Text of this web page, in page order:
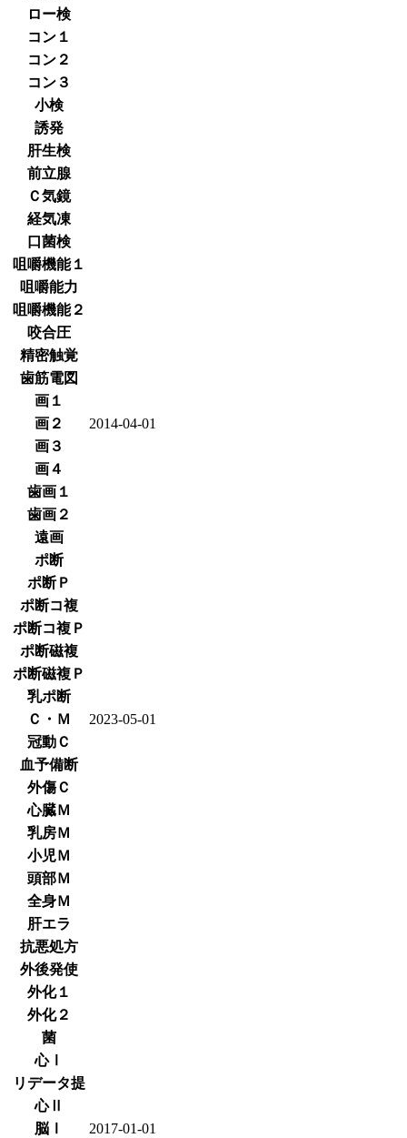
ロー検
コン１
コン２
コン３
小検
誘発
肝生検
前立腺
Ｃ気鏡
経気凍
口菌検
咀嚼機能１
咀嚼能力
咀嚼機能２
咬合圧
精密触覚
歯筋電図
画１
画２
2014-04-01
画３
画４
歯画１
歯画２
遠画
ポ断
ポ断Ｐ
ポ断コ複
ポ断コ複Ｐ
ポ断磁複
ポ断磁複Ｐ
乳ポ断
Ｃ・Ｍ
2023-05-01
冠動Ｃ
血予備断
外傷Ｃ
心臓Ｍ
乳房Ｍ
小児Ｍ
頭部Ｍ
全身Ｍ
肝エラ
抗悪処方
外後発使
外化１
外化２
菌
心Ⅰ
リデータ提
心Ⅱ
脳Ⅰ
2017-01-01